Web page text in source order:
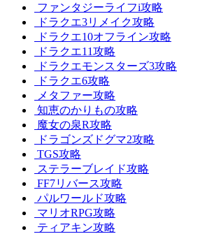
ファンタジーライフi攻略
ドラクエ3リメイク攻略
ドラクエ10オフライン攻略
ドラクエ11攻略
ドラクエモンスターズ3攻略
ドラクエ6攻略
メタファー攻略
知恵のかりもの攻略
魔女の泉R攻略
ドラゴンズドグマ2攻略
TGS攻略
ステラーブレイド攻略
FF7リバース攻略
パルワールド攻略
マリオRPG攻略
ティアキン攻略